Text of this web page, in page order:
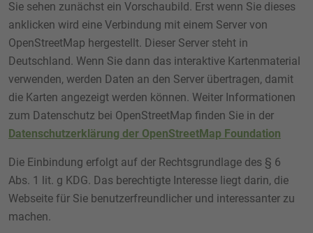
Sie sehen zunächst ein Vorschaubild. Erst wenn Sie dieses
anklicken wird eine Verbindung mit einem Server von
OpenStreetMap hergestellt. Dieser Server steht in
Deutschland. Wenn Sie dann das interaktive Kartenmaterial
verwenden, werden Daten an den Server übertragen, damit
die Karten angezeigt werden können. Weiter Informationen
zum Datenschutz bei OpenStreetMap finden Sie in der
Datenschutzerklärung der OpenStreetMap Foundation
Die Einbindung erfolgt auf der Rechtsgrundlage des § 6
Abs. 1 lit. g KDG. Das berechtigte Interesse liegt darin, die
Webseite für Sie benutzerfreundlicher und interessanter zu
machen.